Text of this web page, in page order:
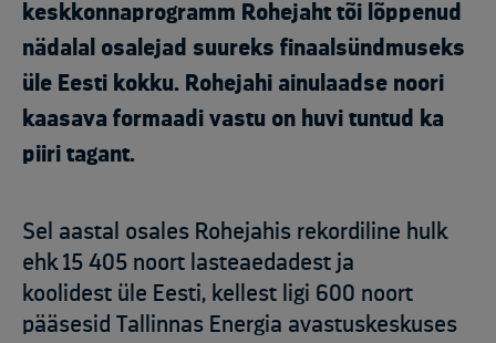
keskkonnaprogramm Rohejaht tõi lõppenud
nädalal osalejad suureks finaalsündmuseks
üle Eesti kokku. Rohejahi ainulaadse noori
kaasava formaadi vastu on huvi tuntud ka
piiri tagant.
Sel aastal osales Rohejahis rekordiline hulk
ehk 15 405 noort lasteaedadest ja
koolidest üle Eesti, kellest ligi 600 noort
pääsesid Tallinnas Energia avastuskeskuses